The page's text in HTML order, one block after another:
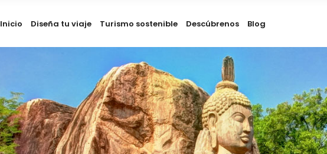
Inicio Diseña tu viaje Turismo sostenible Descúbrenos Blog